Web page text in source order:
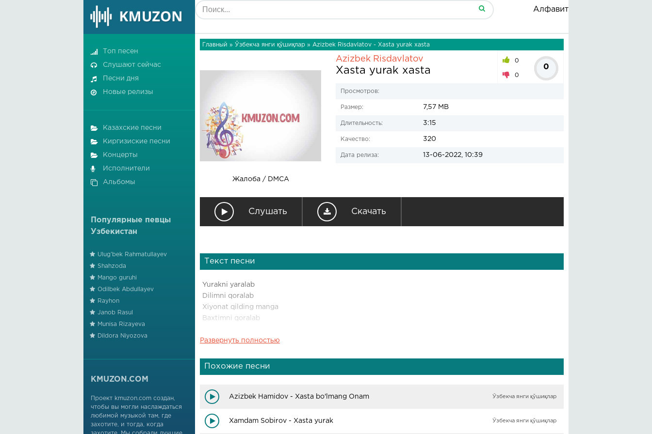
Алфавит
Главный » Ўзбекча янги қўшиқлар » Azizbek Risdavlatov - Xasta yurak xasta
Жалоба / DMCA
Azizbek Risdavlatov
Xasta yurak xasta
0
0
0
Просмотров:
Размер: 7,57 MB
Длительность: 3:15
Качество: 320
Дата релиза: 13-06-2022, 10:39
Слушать Скачать
Текст песни
Yurakni yaralab
Dilimni qoralab
Xiyonat qilding manga
Baxtimni qoralab
Jurakni yaralab
Xiyonat qilding manga
Baxtimni qoralab
Yurakni yaralab
Xiyonat qilding manga
Baxtimni qoralab
Развернуть полностью
Похожие песни
Azizbek Hamidov - Xasta bo'lmang Onam Ўзбекча янги қўшиқлар
Xamdam Sobirov - Xasta yurak Ўзбекча янги қўшиқлар
Топ песен
Слушают сейчас
Песни дня
Новые релизы
Казахские песни
Киргизиские песни
Концерты
Исполнители
Альбомы
Популярные певцы
Узбекистан
Ulug'bek Rahmatullayev
Shahzoda
Mango guruhi
Odilbek Abdullayev
Rayhon
Janob Rasul
Munisa Rizayeva
Dildora Niyozova
KMUZON.COM
Проект kmuzon.com создан,
чтобы вы могли наслаждаться
любимой музыкой там, где
захотите, и тогда, когда